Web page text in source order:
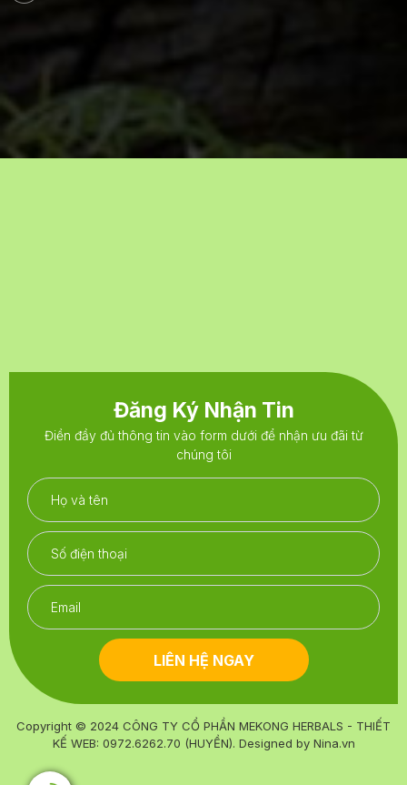
Đăng Ký Nhận Tin
Điền đầy đủ thông tin vào form dưới để nhận ưu đãi từ
chúng tôi
LIÊN HỆ NGAY
Copyright © 2024 CÔNG TY CỔ PHẦN MEKONG HERBALS - THIẾT
KẾ WEB: 0972.6262.70 (HUYỀN). Designed by Nina.vn